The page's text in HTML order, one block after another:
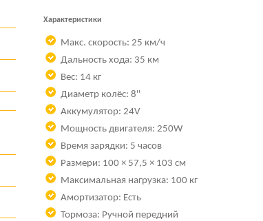
Характеристики
Макс. скорость: 25 км/ч
Дальность хода: 35 км
Вес: 14 кг
Диаметр колёс: 8''
Аккумулятор: 24V
Мощность двигателя: 250W
Время зарядки: 5 часов
Размери: 100 × 57,5 × 103 см
Максимальная нагрузка: 100 кг
Амортизатор: Есть
Тормоза: Ручной передний